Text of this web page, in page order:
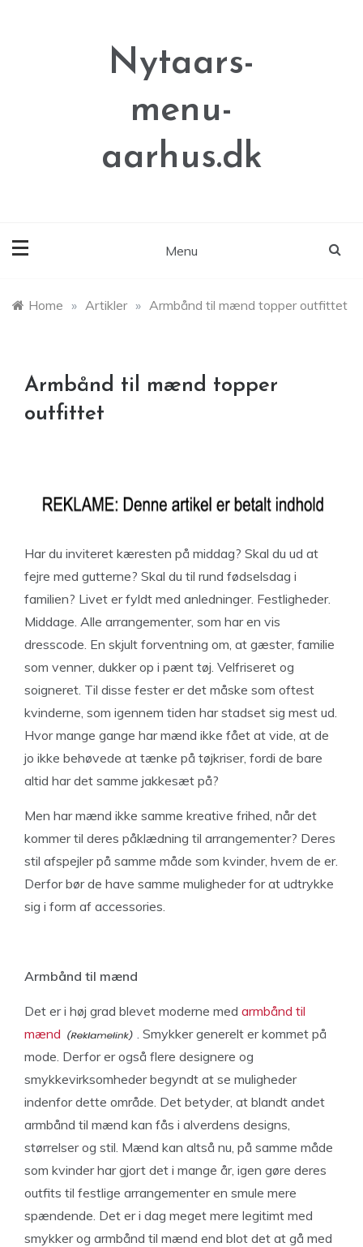
Nytaars-
menu-
aarhus.dk
Menu
Home » Artikler » Armbånd til mænd topper outfittet
Armbånd til mænd topper
outfittet
Har du inviteret kæresten på middag? Skal du ud at
fejre med gutterne? Skal du til rund fødselsdag i
familien? Livet er fyldt med anledninger. Festligheder.
Middage. Alle arrangementer, som har en vis
dresscode. En skjult forventning om, at gæster, familie
som venner, dukker op i pænt tøj. Velfriseret og
soigneret. Til disse fester er det måske som oftest
kvinderne, som igennem tiden har stadset sig mest ud.
Hvor mange gange har mænd ikke fået at vide, at de
jo ikke behøvede at tænke på tøjkriser, fordi de bare
altid har det samme jakkesæt på?
Men har mænd ikke samme kreative frihed, når det
kommer til deres påklædning til arrangementer? Deres
stil afspejler på samme måde som kvinder, hvem de er.
Derfor bør de have samme muligheder for at udtrykke
sig i form af accessories.
Armbånd til mænd
Det er i høj grad blevet moderne med armbånd til
mænd
. Smykker generelt er kommet på
mode. Derfor er også flere designere og
smykkevirksomheder begyndt at se muligheder
indenfor dette område. Det betyder, at blandt andet
armbånd til mænd kan fås i alverdens designs,
størrelser og stil. Mænd kan altså nu, på samme måde
som kvinder har gjort det i mange år, igen gøre deres
outfits til festlige arrangementer en smule mere
spændende. Det er i dag meget mere legitimt med
smykker og armbånd til mænd end blot det at gå med